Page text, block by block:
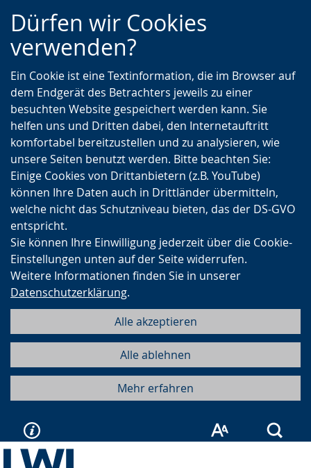
Zur
Hauptnavigation
Zur
Seitennavigation
Zum
Inhalt
Dürfen wir Cookies
verwenden?
Ein Cookie ist eine Textinformation, die im Browser auf
dem Endgerät des Betrachters jeweils zu einer
besuchten Website gespeichert werden kann. Sie
helfen uns und Dritten dabei, den Internetauftritt
komfortabel bereitzustellen und zu analysieren, wie
unsere Seiten benutzt werden. Bitte beachten Sie:
Einige Cookies von Drittanbietern (z.B. YouTube)
können Ihre Daten auch in Drittländer übermitteln,
welche nicht das Schutzniveau bieten, das der DS-GVO
entspricht.
Sie können Ihre Einwilligung jederzeit über die Cookie-
Einstellungen unten auf der Seite widerrufen.
Weitere Informationen finden Sie in unserer
Datenschutzerklärung.
Alle akzeptieren
Alle ablehnen
Mehr erfahren